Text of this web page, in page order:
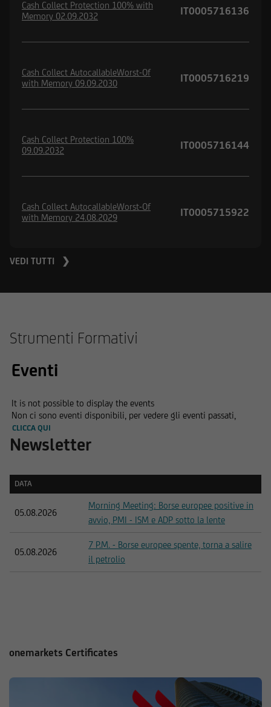
Cash Collect Protection 100% with
Memory 02.09.2032
IT0005716136
Cash Collect AutocallableWorst-Of
with Memory 09.09.2030
IT0005716219
Cash Collect Protection 100%
09.09.2032
IT0005716144
Cash Collect AutocallableWorst-Of
with Memory 24.08.2029
IT0005715922
VEDI TUTTI ❯
Strumenti Formativi
Eventi
It is not possible to display the events
Non ci sono eventi disponibili, per vedere gli eventi passati,
CLICCA QUI
Newsletter
DATA
05.08.2026
Morning Meeting: Borse europee positive in
avvio, PMI - ISM e ADP sotto la lente
05.08.2026
7 P.M. - Borse europee spente, torna a salire
il petrolio
onemarkets Certificates